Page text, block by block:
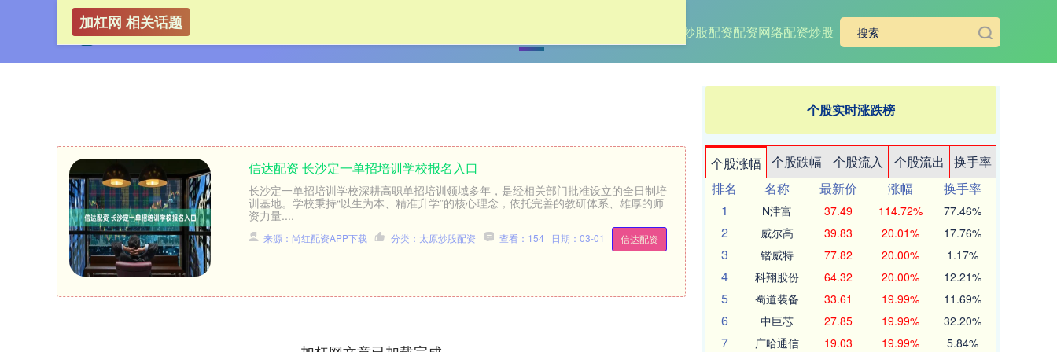
太原炒股配资配资网络配资炒股
加杠网 相关话题
信达配资 长沙定一单招培训学校报名入口
长沙定一单招培训学校深耕高职单招培训领域多年，是经相关部门批准设立的全日制培
训基地。学校秉持“以生为本、精准升学”的核心理念，依托完善的教研体系、雄厚的师
资力量....
信达配资
来源：尚红配资APP下载 分类：太原炒股配资 查看：154 日期：03-01
个股实时涨跌榜
个股涨幅 个股跌幅 个股流入 个股流出
换手率
排名
名称 最新价 涨幅
换手率
1
N津富 37.49 114.72% 77.46%
2 威尔高 39.83 20.01% 17.76%
3 锴威特 77.82 20.00% 1.17%
4 科翔股份 64.32 20.00% 12.21%
5 蜀道装备 33.61 19.99% 11.69%
6 中巨芯 27.85 19.99% 32.20%
7 广哈通信 19.03 19.99% 5.84%